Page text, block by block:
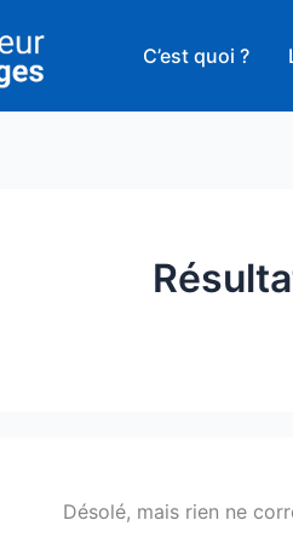
C’est quoi ?
Désolé, mais rien ne